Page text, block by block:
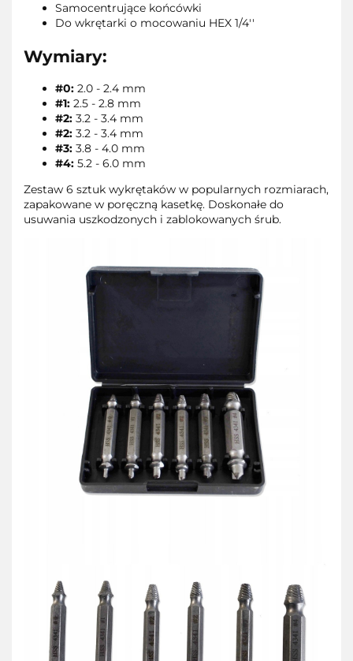
Samocentrujące końcówki
Do wkrętarki o mocowaniu HEX 1/4''
Wymiary:
#0: 2.0 - 2.4 mm
#1: 2.5 - 2.8 mm
#2: 3.2 - 3.4 mm
#2: 3.2 - 3.4 mm
#3: 3.8 - 4.0 mm
#4: 5.2 - 6.0 mm
Zestaw 6 sztuk wykrętaków w popularnych rozmiarach,
zapakowane w poręczną kasetkę. Doskonałe do
usuwania uszkodzonych i zablokowanych śrub.